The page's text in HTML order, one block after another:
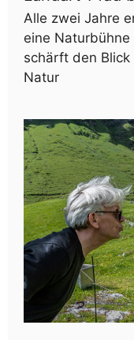
Alle zwei Jahre
eine
schärft den
Natur